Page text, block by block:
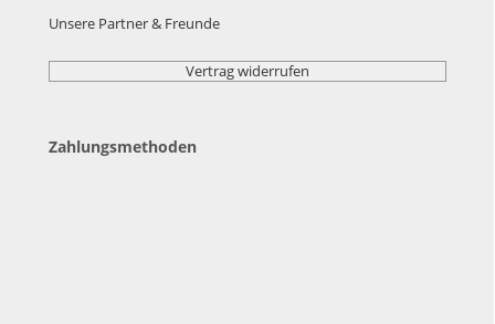
Unsere Partner & Freunde
Vertrag widerrufen
Zahlungsmethoden